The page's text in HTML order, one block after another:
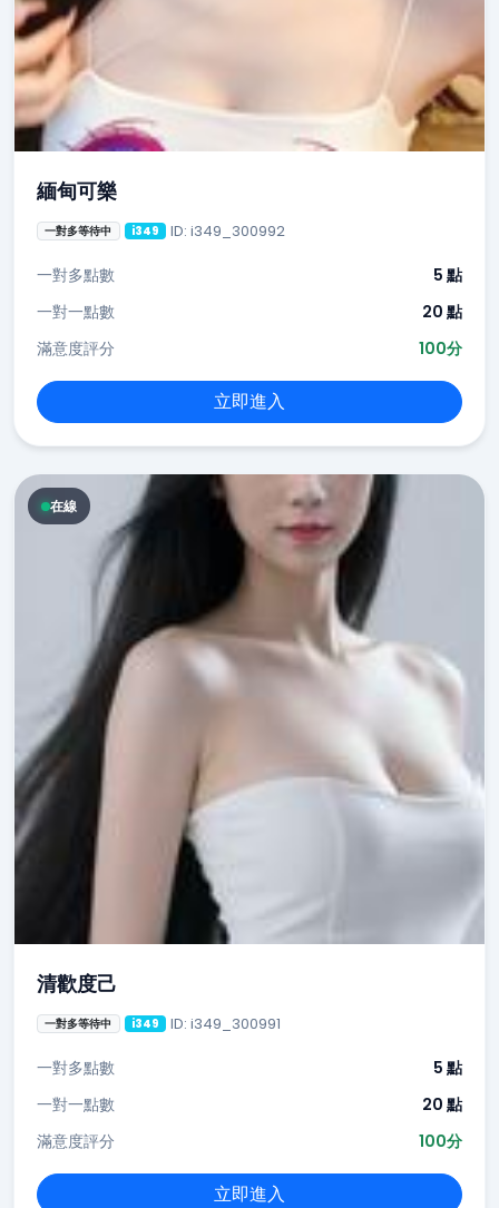
緬甸可樂
一對多等待中 i349 ID: i349_300992
一對多點數
5 點
一對一點數
20 點
滿意度評分
100分
立即進入
在線
清歡度己
一對多等待中 i349 ID: i349_300991
一對多點數
5 點
一對一點數
20 點
滿意度評分
100分
立即進入